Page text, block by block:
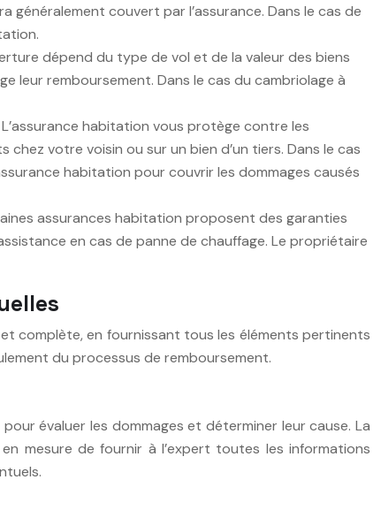
généralement couvert par l’assurance. Dans le cas de
dépend du type de vol et de la valeur des biens
leur remboursement. Dans le cas du cambriolage à
habitation vous protège contre les
votre voisin ou sur un bien d’un tiers. Dans le cas
habitation pour couvrir les dommages causés
assurances habitation proposent des garanties
en cas de panne de chauffage. Le propriétaire
complète, en fournissant tous les éléments pertinents
du processus de remboursement.
évaluer les dommages et déterminer leur cause. La
mesure de fournir à l’expert toutes les informations